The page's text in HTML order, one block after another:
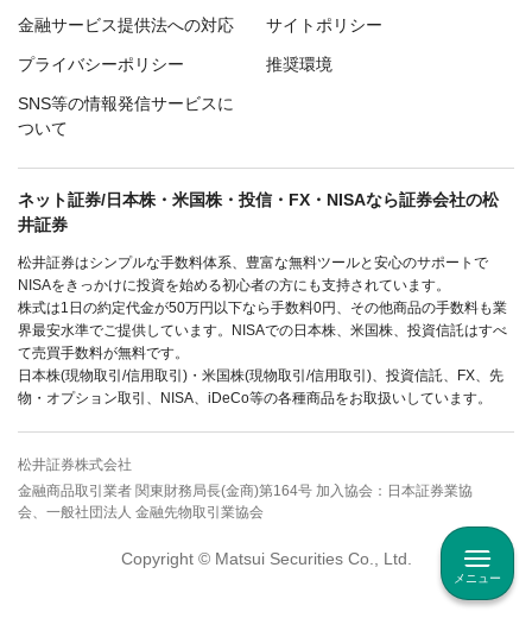
メニュー
金融サービス提供法への対応 サイトポリシー
プライバシーポリシー 推奨環境
SNS等の情報発信サービスに
ついて
ネット証券/日本株・米国株・投信・FX・NISAなら証券会社の松
井証券
松井証券はシンプルな手数料体系、豊富な無料ツールと安心のサポートで
NISAをきっかけに投資を始める初心者の方にも支持されています。
株式は1日の約定代金が50万円以下なら手数料0円、その他商品の手数料も業
界最安水準でご提供しています。NISAでの日本株、米国株、投資信託はすべ
て売買手数料が無料です。
日本株(現物取引/信用取引)・米国株(現物取引/信用取引)、投資信託、FX、先
物・オプション取引、NISA、iDeCo等の各種商品をお取扱いしています。
松井証券株式会社
金融商品取引業者 関東財務局長(金商)第164号 加入協会：日本証券業協
会、一般社団法人 金融先物取引業協会
Copyright © Matsui Securities Co., Ltd.